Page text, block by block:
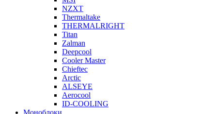
NZXT
Thermaltake
THERMALRIGHT
Titan
Zalman
Deepcool
Cooler Master
Chieftec
Arctic
ALSEYE
Aerocool
ID-COOLING